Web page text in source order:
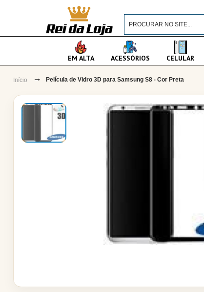
EM ALTA ACESSÓRIOS CELULAR
Início Película de Vidro 3D para Samsung S8 - Cor Preta